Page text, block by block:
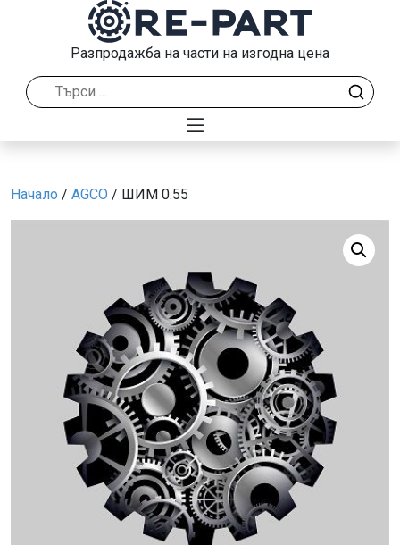
Разпродажба на части на изгодна цена
Начало / AGCO / ШИМ 0.55